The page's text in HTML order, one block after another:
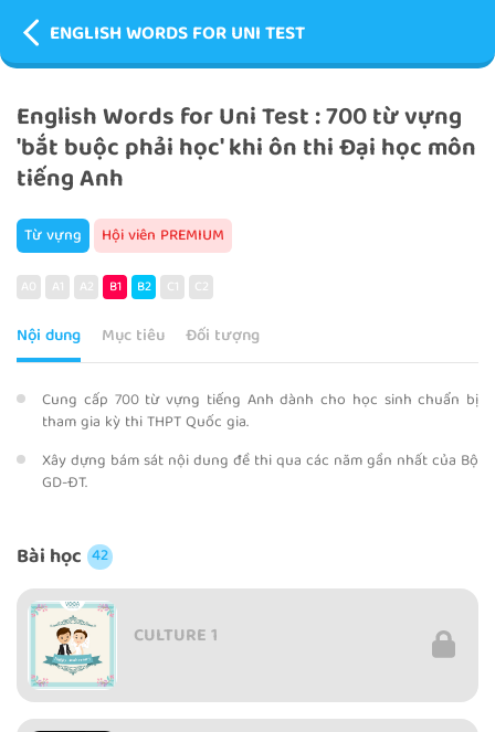
ENGLISH WORDS FOR UNI TEST
English Words for Uni Test : 700 từ vựng
'bắt buộc phải học' khi ôn thi Đại học môn
tiếng Anh
Từ vựng Hội viên PREMIUM
A0 A1 A2 B1 B2 C1 C2
Nội dung Mục tiêu Đối tượng
Cung cấp 700 từ vựng tiếng Anh dành cho học sinh chuẩn bị
tham gia kỳ thi THPT Quốc gia.
Xây dựng bám sát nội dung đề thi qua các năm gần nhất của Bộ
GD-ĐT.
Bài học 42
CULTURE 1